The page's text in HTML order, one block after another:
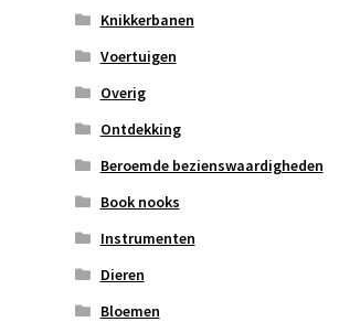
Knikkerbanen
Voertuigen
Overig
Ontdekking
Beroemde bezienswaardigheden
Book nooks
Instrumenten
Dieren
Bloemen